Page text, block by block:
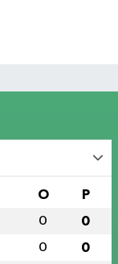
O P
0 0
0 0